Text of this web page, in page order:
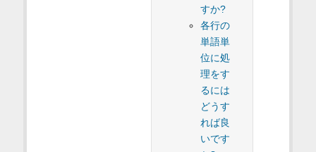
すか?
各行の
単語単
位に処
理をす
るには
どうす
れば良
いです